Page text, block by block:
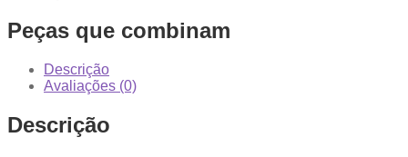
Peças que combinam
Descrição
Avaliações (0)
Descrição